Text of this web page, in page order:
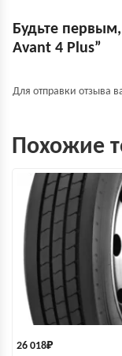
Будьте первым,
Avant 4 Plus”
Для отправки отзыва
Похожие
26 018₽